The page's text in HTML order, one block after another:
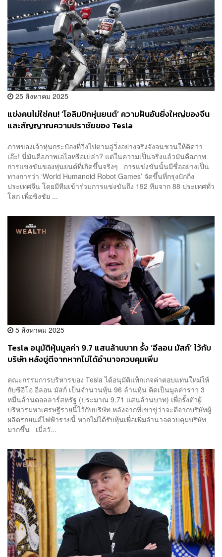
25 สิงหาคม 2025
แข่งคนไม่ใช่คน! ‘โอลิมปิกหุ่นยนต์’ ความฝันอันยิ่งใหญ่ของจีน
และสัญญาณความปราชัยของ Tesla
ภาพของเจ้าหุ่นกระป๋องที่วิ่งไปตามลู่วิ่งอย่างจริงจังจนชวนให้คิดว่า
เอ๊ะ! นี่มันคือภาพเอไอหรือเปล่า? แต่ในความเป็นจริงแล้วมันคือภาพ
การแข่งขันของหุ่นยนต์ที่เกิดขึ้นจริงๆ การแข่งขันนั้นมีชื่ออย่างเป็น
ทางการว่า ‘World Humanoid Robot Games’ จัดขึ้นที่กรุงปักกิ่ง
ประเทศจีน โดยมีทีมเข้าร่วมการแข่งขันถึง 192 ทีมจาก 88 ประเทศทั่ว
โลก เพื่อชิงชัย ...
5 สิงหาคม 2025
Tesla อนุมัติหุ้นมูลค่า 9.7 แสนล้านบาท รั้ง ‘อีลอน มัสก์’ ไว้กับ
บริษัท หลังขู่ตีจากหากไม่ได้อำนาจควบคุมเพิ่ม
คณะกรรมการบริหารของ Tesla ได้อนุมัติแพ็กเกจค่าตอบแทนใหม่ให้
กับซีอีโอ อีลอน มัสก์ เป็นจำนวนหุ้น 96 ล้านหุ้น คิดเป็นมูลค่าราว 3
หมื่นล้านดอลลาร์สหรัฐ (ประมาณ 9.71 แสนล้านบาท) เพื่อรั้งตัวผู้
บริหารมหาเศรษฐีรายนี้ไว้กับบริษัท หลังจากที่เขาขู่ว่าจะตีจากบริษัทผู้
ผลิตรถยนต์ไฟฟ้ารายนี้ หากไม่ได้รับหุ้นเพื่อเพิ่มอำนาจควบคุมบริษัท
มากขึ้น เมื่อวั...